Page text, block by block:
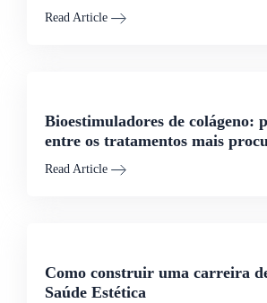
Read Article
Bioestimuladores de colágeno:
entre os tratamentos mais
Read Article
Como construir uma carreira
Saúde Estética